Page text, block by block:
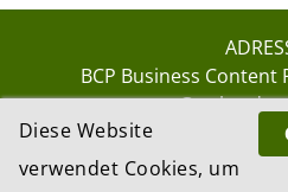
BCP Business
8002
Diese Website
verwendet Cookies, um